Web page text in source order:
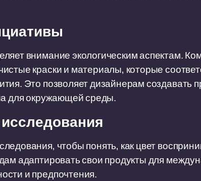
внимание экологическим аспектам.
краски и материалы, которые
Это позволяет дизайнерам создавать
для окружающей среды.
чтобы понять, как цвет
адаптировать свои продукты для
и предпочтения.